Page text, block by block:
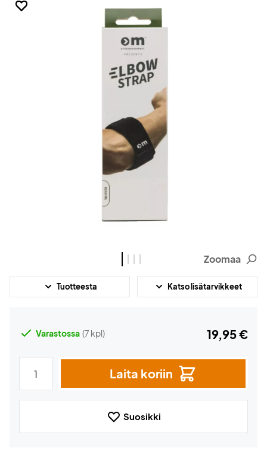
Zoomaa
Tuotteesta Katso lisätarvikkeet
Varastossa (7 kpl) 19,95 €
Laita koriin
Suosikki